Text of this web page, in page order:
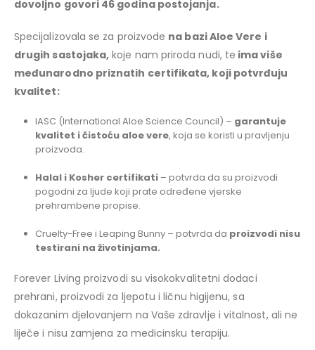
dovoljno govori 46 godina postojanja.
Specijalizovala se za proizvode na bazi Aloe Vere i
drugih sastojaka, koje nam priroda nudi, te ima više
međunarodno priznatih certifikata, koji potvrđuju
kvalitet:
IASC (International Aloe Science Council) – garantuje
kvalitet i čistoću aloe vere, koja se koristi u pravljenju
proizvoda.
Halal i Kosher certifikati– potvrda da su proizvodi
pogodni za ljude koji prate određene vjerske
prehrambene propise.
Cruelty-Free i Leaping Bunny – potvrda da proizvodi nisu
testirani na životinjama.
Forever Living proizvodi su visokokvalitetni dodaci
prehrani, proizvodi za ljepotu i ličnu higijenu, sa
dokazanim djelovanjem na Vaše zdravlje i vitalnost, ali ne
liječe i nisu zamjena za medicinsku terapiju.